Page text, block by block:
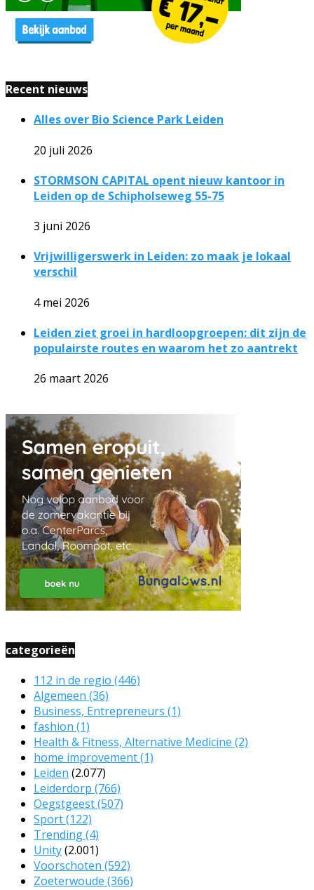
Recent nieuws
Alles over Bio Science Park Leiden
20 juli 2026
STORMSON CAPITAL opent nieuw kantoor in
Leiden op de Schipholseweg 55-75
3 juni 2026
Vrijwilligerswerk in Leiden: zo maak je lokaal
verschil
4 mei 2026
Leiden ziet groei in hardloopgroepen: dit zijn de
populairste routes en waarom het zo aantrekt
26 maart 2026
categorieën
112 in de regio (446)
Algemeen (36)
Business, Entrepreneurs (1)
fashion (1)
Health & Fitness, Alternative Medicine (2)
home improvement(1)
Leiden (2.077)
Leiderdorp (766)
Oegstgeest(507)
Sport(122)
Trending(4)
Unity(2.001)
Voorschoten (592)
Zoeterwoude (366)